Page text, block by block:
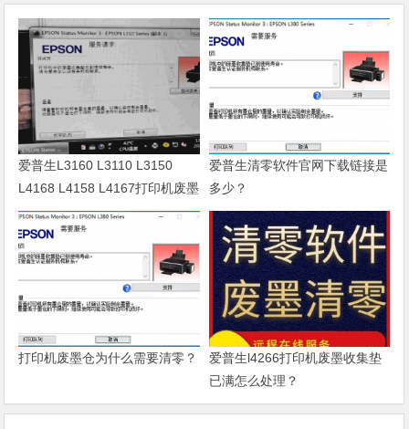
爱普生L3160 L3110 L3150
L4168 L4158 L4167打印机废墨
清零软件
爱普生清零软件官网下载链接是
多少？
打印机废墨仓为什么需要清零？
爱普生l4266打印机废墨收集垫
已满怎么处理？